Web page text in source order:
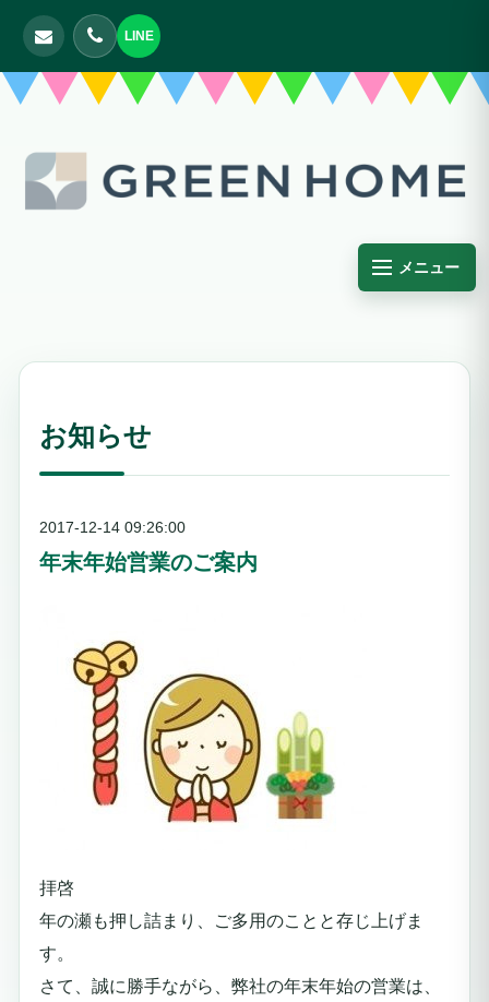
LINE
メニュー
お知らせ
2017-12-14 09:26:00
年末年始営業のご案内
拝啓
年の瀬も押し詰まり、ご多用のことと存じ上げま
す。
さて、誠に勝手ながら、弊社の年末年始の営業は、